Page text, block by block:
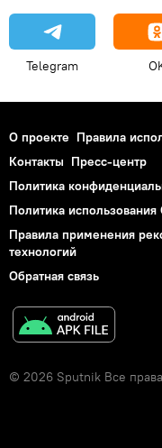
Telegram
О проекте Правила
Контакты Пресс-центр
Политика
Политика использования
Правила применения
технологий
Обратная связь
© 2026 Sputnik Все